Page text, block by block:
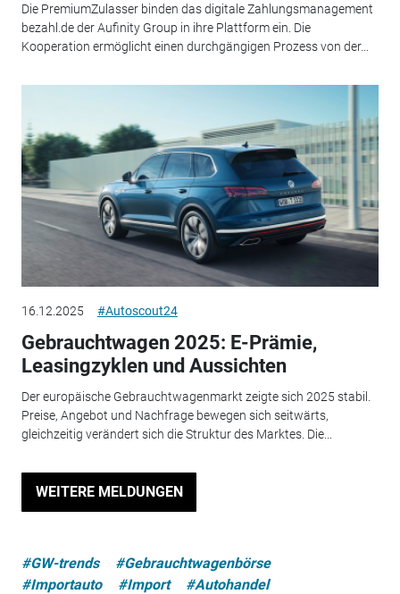
Die PremiumZulasser binden das digitale Zahlungsmanagement
bezahl.de der Aufinity Group in ihre Plattform ein. Die
Kooperation ermöglicht einen durchgängigen Prozess von der...
16.12.2025 #Autoscout24
Gebrauchtwagen 2025: E-Prämie,
Leasingzyklen und Aussichten
Der europäische Gebrauchtwagenmarkt zeigte sich 2025 stabil.
Preise, Angebot und Nachfrage bewegen sich seitwärts,
gleichzeitig verändert sich die Struktur des Marktes. Die...
WEITERE MELDUNGEN
#GW-trends
#Gebrauchtwagenbörse
#Importauto
#Import #Autohandel